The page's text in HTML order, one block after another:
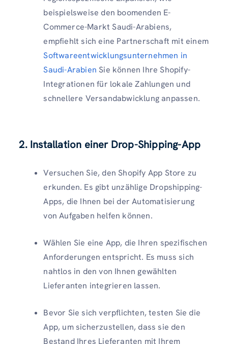
beispielsweise den boomenden E-
Commerce-Markt Saudi-Arabiens,
empfiehlt sich eine Partnerschaft mit einem
Softwareentwicklungsunternehmen in
Saudi-Arabien Sie können Ihre Shopify-
Integrationen für lokale Zahlungen und
schnellere Versandabwicklung anpassen.
2. Installation einer Drop-Shipping-App
Versuchen Sie, den Shopify App Store zu
erkunden. Es gibt unzählige Dropshipping-
Apps, die Ihnen bei der Automatisierung
von Aufgaben helfen können.
Wählen Sie eine App, die Ihren spezifischen
Anforderungen entspricht. Es muss sich
nahtlos in den von Ihnen gewählten
Lieferanten integrieren lassen.
Bevor Sie sich verpflichten, testen Sie die
App, um sicherzustellen, dass sie den
Bestand Ihres Lieferanten mit Ihrem